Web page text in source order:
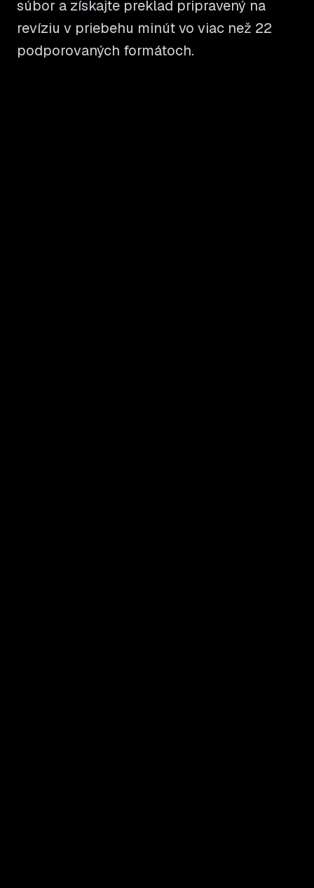
súbor a získajte preklad pripravený na
revíziu v priebehu minút vo viac než 22
podporovaných formátoch.